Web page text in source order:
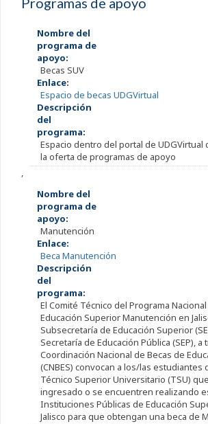
Nombre del
programa de
apoyo:
Becas SUV
Enlace:
Espacio de becas UDGVirtual
Descripción
del
programa:
Espacio dentro del portal de UDGVirtual
la oferta de programas de apoyo
,
Nombre del
programa de
apoyo:
Manutención
Enlace:
Beca Manutención
Descripción
del
programa:
El Comité Técnico del Programa
Educación Superior Manutención en
Subsecretaría de Educación Superior
Secretaría de Educación Pública (SEP), a
Coordinación Nacional de Becas de
(CNBES) convocan a los/las estudiantes
Técnico Superior Universitario (TSU)
ingresado o se encuentren realizando
Instituciones Públicas de Educación
Jalisco para que obtengan una beca de